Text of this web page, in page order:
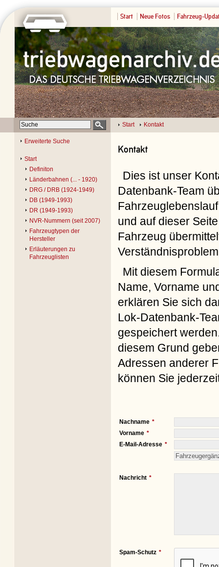
Start Neue Fotos Fahrzeug-
Start Kontakt
Erweiterte Suche
Start
Definiton
Länderbahnen (... - 1920)
DRG / DRB (1924-1949)
DB (1949-1993)
DR (1949-1993)
NVR-Nummern (seit 2007)
Fahrzeugtypen der
Hersteller
Erläuterungen zu
Fahrzeuglisten
Kontakt
Dies ist unser
Datenbank-Team
und auf dieser
Fahrzeug
Mit diesem
Name, Vorname
erklären Sie sich
Lok-Datenbank-
gespeichert
diesem Grund
Adressen anderer
können Sie
Nachname
Vorname
E-Mail-Adresse
Nachricht
Spam-Schutz